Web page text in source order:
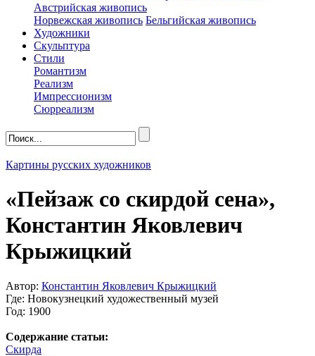
Австрийская живопись
Норвежская живопись Бельгийская живопись
Художники
Скульптура
Стили
Романтизм
Реализм
Импрессионизм
Сюрреализм
Картины русских художников
«Пейзаж со скирдой сена»,
Константин Яковлевич
Крыжицкий
Автор: Константин Яковлевич Крыжицкий
Где: Новокузнецкий художественный музей
Год: 1900
Содержание статьи:
Скирда